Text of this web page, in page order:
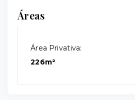
Áreas
Área Privativa:
226m²